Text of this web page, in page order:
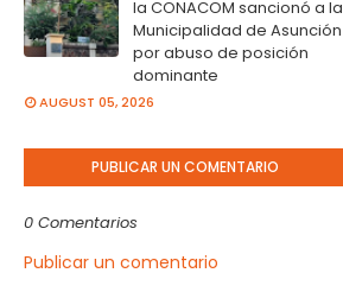
la CONACOM sancionó a la
Municipalidad de Asunción
por abuso de posición
dominante
AUGUST 05, 2026
PUBLICAR UN COMENTARIO
0 Comentarios
Publicar un comentario